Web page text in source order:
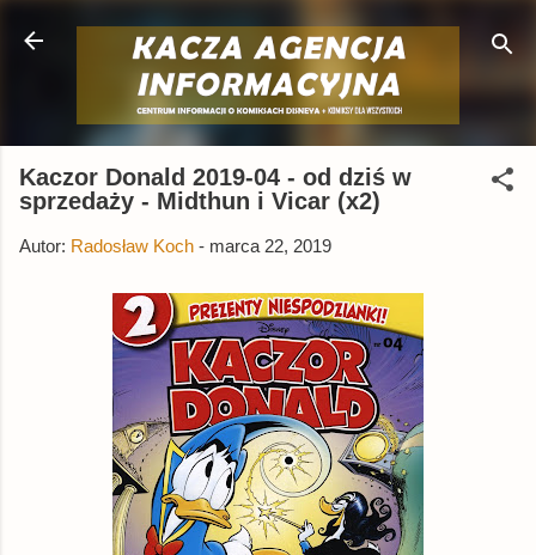
Przejdź do głównej zawartości
Kaczor Donald 2019-04 - od dziś w
sprzedaży - Midthun i Vicar (x2)
Autor: Radosław Koch - marca 22, 2019